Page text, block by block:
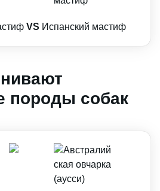
VS Испанский мастиф
породы собак